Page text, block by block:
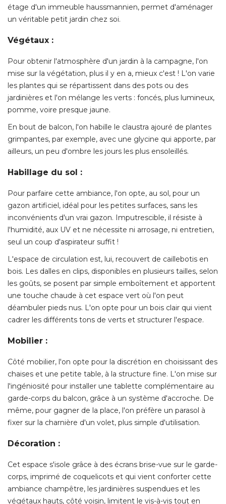
étage d'un immeuble haussmannien, permet d'aménager
un véritable petit jardin chez soi.
Végétaux :
Pour obtenir l'atmosphère d'un jardin à la campagne, l'on
mise sur la végétation, plus il y en a, mieux c'est ! L'on varie
les plantes qui se répartissent dans des pots ou des
jardinières et l'on mélange les verts : foncés, plus lumineux,
pomme, voire presque jaune.
En bout de balcon, l'on habille le claustra ajouré de plantes
grimpantes, par exemple, avec une glycine qui apporte, par
ailleurs, un peu d'ombre les jours les plus ensoleillés.
Habillage du sol :
Pour parfaire cette ambiance, l'on opte, au sol, pour un
gazon artificiel, idéal pour les petites surfaces, sans les
inconvénients d'un vrai gazon. Imputrescible, il résiste à
l'humidité, aux UV et ne nécessite ni arrosage, ni entretien,
seul un coup d'aspirateur suffit !
L'espace de circulation est, lui, recouvert de caillebotis en
bois. Les dalles en clips, disponibles en plusieurs tailles, selon
les goûts, se posent par simple emboîtement et apportent
une touche chaude à cet espace vert où l'on peut
déambuler pieds nus. L'on opte pour un bois clair qui vient
cadrer les différents tons de verts et structurer l'espace.
Mobilier :
Côté mobilier, l'on opte pour la discrétion en choisissant des
chaises et une petite table, à la structure fine. L'on mise sur
l'ingéniosité pour installer une tablette complémentaire au
garde-corps du balcon, grâce à un système d'accroche. De
même, pour gagner de la place, l'on préfère un parasol à
fixer sur la charnière d'un volet, plus simple d'utilisation.
Décoration :
Cet espace s'isole grâce à des écrans brise-vue sur le garde-
corps, imprimé de coquelicots et qui vient conforter cette
ambiance champêtre, les jardinières suspendues et les
végétaux hauts, côté voisin, limitent le vis-à-vis tout en